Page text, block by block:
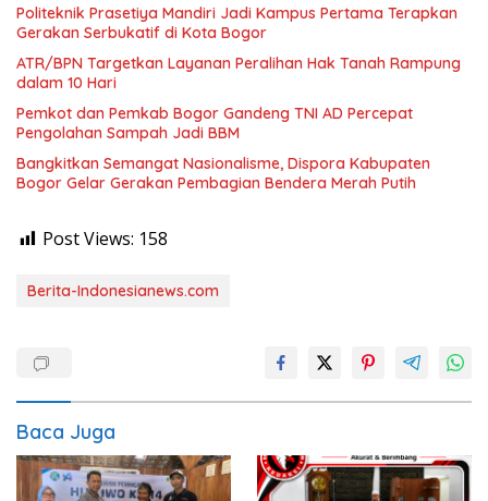
Politeknik Prasetiya Mandiri Jadi Kampus Pertama Terapkan
Gerakan Serbukatif di Kota Bogor
ATR/BPN Targetkan Layanan Peralihan Hak Tanah Rampung
dalam 10 Hari
Pemkot dan Pemkab Bogor Gandeng TNI AD Percepat
Pengolahan Sampah Jadi BBM
Bangkitkan Semangat Nasionalisme, Dispora Kabupaten
Bogor Gelar Gerakan Pembagian Bendera Merah Putih
Post Views: 158
Berita-Indonesianews.com
Baca Juga